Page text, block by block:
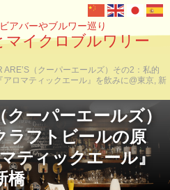
アバーやブルワー巡り
マイクロブルワリー
ARE’S（クーパーエールズ）その2：私的
ロマティックエール』を飲みに@東京, 新
クーパーエールズ）
ラフトビールの原
ティックエール』
橋